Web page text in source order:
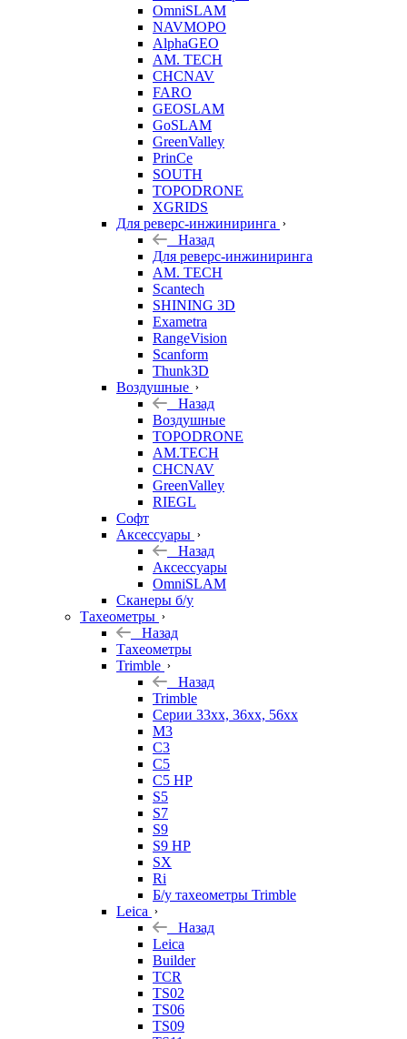
OmniSLAM
NAVMOPO
AlphaGEO
AM. TECH
CHCNAV
FARO
GEOSLAM
GoSLAM
GreenValley
PrinCe
SOUTH
TOPODRONE
XGRIDS
Для реверс-инжиниринга
Назад
Для реверс-инжиниринга
AM. TECH
Scantech
SHINING 3D
Exametra
RangeVision
Scanform
Thunk3D
Воздушные
Назад
Воздушные
TOPODRONE
AM.TECH
CHCNAV
GreenValley
RIEGL
Софт
Аксессуары
Назад
Аксессуары
OmniSLAM
Сканеры б/у
Тахеометры
Назад
Тахеометры
Trimble
Назад
Trimble
Серии 33xx, 36xx, 56xx
M3
C3
C5
C5 HP
S5
S7
S9
S9 HP
SX
Ri
Б/у тахеометры Trimble
Leica
Назад
Leica
Builder
TCR
TS02
TS06
TS09